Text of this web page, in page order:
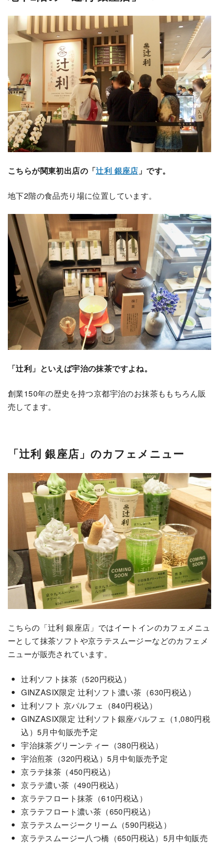
こちらが関東初出店の「辻利 銀座店 」です。
地下2階の食品売り場に位置しています。
「辻利」といえば宇治の抹茶ですよね。
創業150年の歴史を持つ京都宇治のお抹茶ももちろん販
売してます。
「辻利 銀座店」のカフェメニュー
こちらの「辻利 銀座店」ではイートインのカフェメニュ
ーとして抹茶ソフトや京ラテスムージーなどのカフェメ
ニューが販売されています。
辻利ソフト抹茶（520円税込）
GINZASIX限定 辻利ソフト濃い茶（630円税込）
辻利ソフト 京パルフェ（840円税込）
GINZASIX限定 辻利ソフト銀座パルフェ（1,080円税
込）5月中旬販売予定
宇治抹茶グリーンティー（380円税込）
宇治煎茶（320円税込）5月中旬販売予定
京ラテ抹茶（450円税込）
京ラテ濃い茶（490円税込）
京ラテフロート抹茶（610円税込）
京ラテフロート濃い茶（650円税込）
京ラテスムージークリーム（590円税込）
京ラテスムージー八つ橋（650円税込）5月中旬販売